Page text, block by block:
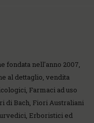
fondata nell'anno 2007,
al dettaglio, vendita
Farmaci ad uso
di Bach, Fiori Australiani
Erboristici ed